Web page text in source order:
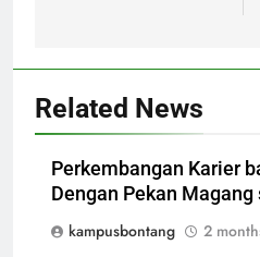
Related News
Perkembangan Karier
Dengan Pekan
kampusbontang
2